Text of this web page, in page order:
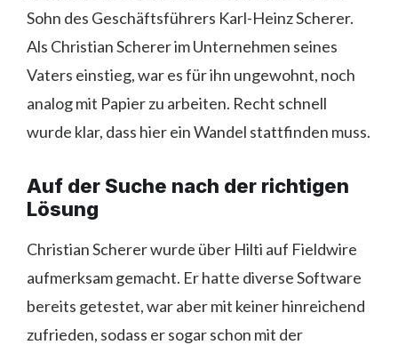
Sohn des Geschäftsführers Karl-Heinz Scherer.
Als Christian Scherer im Unternehmen seines
Vaters einstieg, war es für ihn ungewohnt, noch
analog mit Papier zu arbeiten. Recht schnell
wurde klar, dass hier ein Wandel stattfinden muss.
Auf der Suche nach der richtigen
Lösung
Christian Scherer wurde über Hilti auf Fieldwire
aufmerksam gemacht. Er hatte diverse Software
bereits getestet, war aber mit keiner hinreichend
zufrieden, sodass er sogar schon mit der